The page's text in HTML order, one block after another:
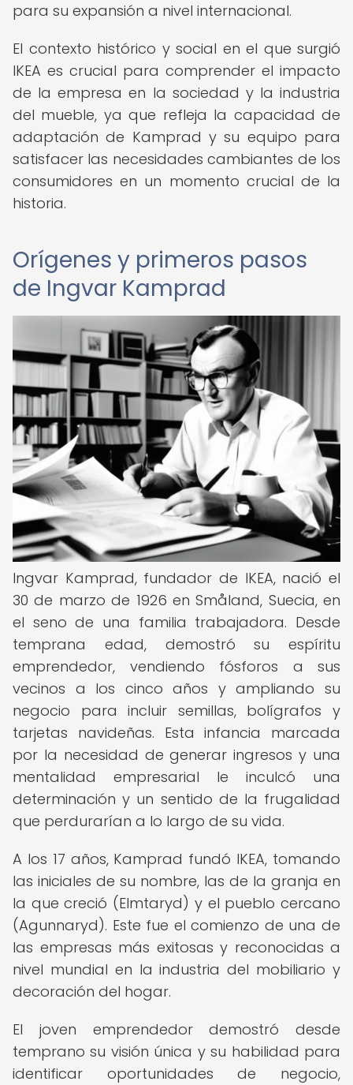
para su expansión a nivel internacional.
El contexto histórico y social en el que surgió
IKEA es crucial para comprender el impacto
de la empresa en la sociedad y la industria
del mueble, ya que refleja la capacidad de
adaptación de Kamprad y su equipo para
satisfacer las necesidades cambiantes de los
consumidores en un momento crucial de la
historia.
Orígenes y primeros pasos
de Ingvar Kamprad
Ingvar Kamprad, fundador de IKEA, nació el
30 de marzo de 1926 en Småland, Suecia, en
el seno de una familia trabajadora. Desde
temprana edad, demostró su espíritu
emprendedor, vendiendo fósforos a sus
vecinos a los cinco años y ampliando su
negocio para incluir semillas, bolígrafos y
tarjetas navideñas. Esta infancia marcada
por la necesidad de generar ingresos y una
mentalidad empresarial le inculcó una
determinación y un sentido de la frugalidad
que perdurarían a lo largo de su vida.
A los 17 años, Kamprad fundó IKEA, tomando
las iniciales de su nombre, las de la granja en
la que creció (Elmtaryd) y el pueblo cercano
(Agunnaryd). Este fue el comienzo de una de
las empresas más exitosas y reconocidas a
nivel mundial en la industria del mobiliario y
decoración del hogar.
El joven emprendedor demostró desde
temprano su visión única y su habilidad para
identificar oportunidades de negocio,